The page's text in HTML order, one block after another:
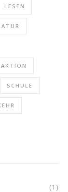
LESEN
SCHULE
(1)